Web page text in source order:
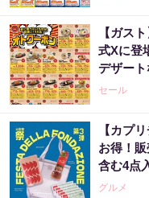
【ガス
式Xに登
デザート
セール
【カプ
お得！
含む4点
グルメ